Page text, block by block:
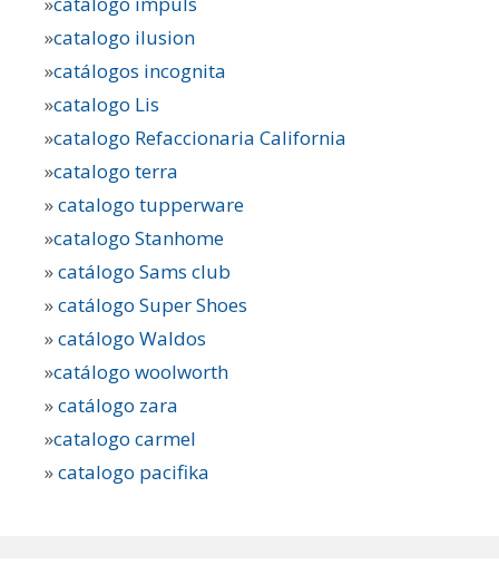
»catalogo ilusion
»catálogos incognita
»catalogo Lis
»catalogo Refaccionaria California
»catalogo terra
»catalogo tupperware
»catalogo Stanhome
»catálogo Sams club
»catálogo Super Shoes
»catálogo Waldos
»catálogo woolworth
»catálogo zara
»catalogo carmel
»catalogo pacifika